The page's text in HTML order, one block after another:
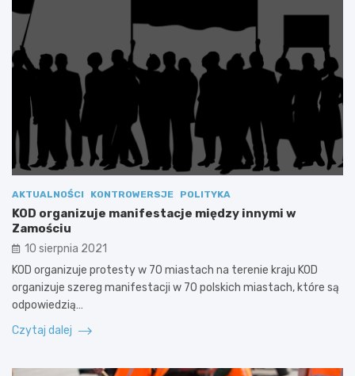
AKTUALNOŚCI KONTROWERSJE POLITYKA
KOD organizuje manifestacje między innymi w
Zamościu
10 sierpnia 2021
KOD organizuje protesty w 70 miastach na terenie kraju KOD
organizuje szereg manifestacji w 70 polskich miastach, które są
odpowiedzią…
Czytaj dalej